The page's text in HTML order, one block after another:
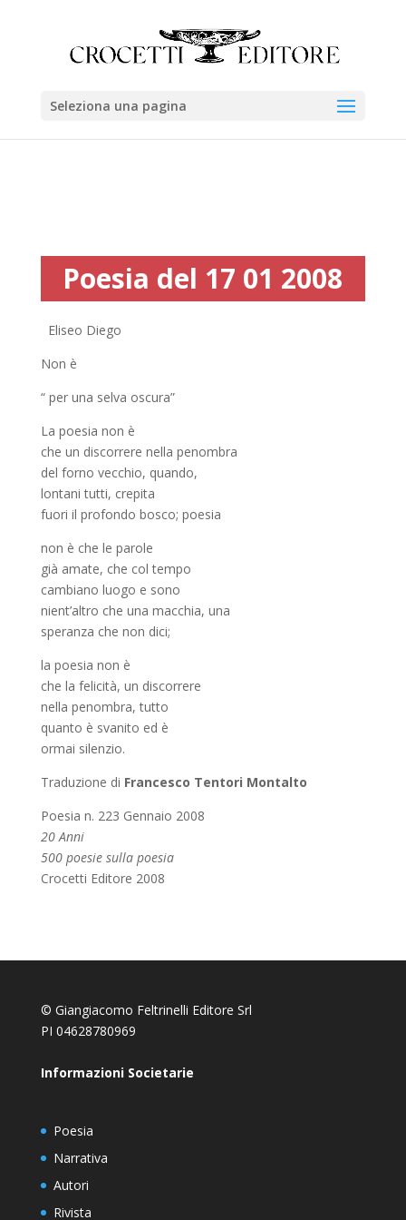
Seleziona una pagina
Poesia del 17 01 2008
Eliseo Diego
Non è
“ per una selva oscura”
La poesia non è
che un discorrere nella penombra
del forno vecchio, quando,
lontani tutti, crepita
fuori il profondo bosco; poesia
non è che le parole
già amate, che col tempo
cambiano luogo e sono
nient’altro che una macchia, una
speranza che non dici;
la poesia non è
che la felicità, un discorrere
nella penombra, tutto
quanto è svanito ed è
ormai silenzio.
Traduzione di Francesco Tentori Montalto
Poesia n. 223 Gennaio 2008
20 Anni
500 poesie sulla poesia
Crocetti Editore 2008
© Giangiacomo Feltrinelli Editore Srl
PI 04628780969
Informazioni Societarie
Poesia
Narrativa
Autori
Rivista